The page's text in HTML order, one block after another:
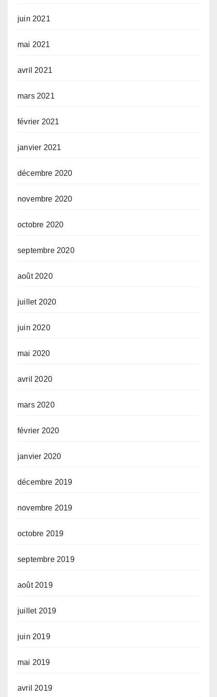
juin 2021
mai 2021
avril 2021
mars 2021
février 2021
janvier 2021
décembre 2020
novembre 2020
octobre 2020
septembre 2020
août 2020
juillet 2020
juin 2020
mai 2020
avril 2020
mars 2020
février 2020
janvier 2020
décembre 2019
novembre 2019
octobre 2019
septembre 2019
août 2019
juillet 2019
juin 2019
mai 2019
avril 2019